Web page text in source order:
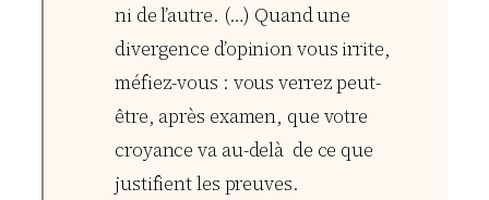
ni de l’autre. (…) Quand une
divergence d’opinion vous irrite,
méfiez-vous : vous verrez peut-
être, après examen, que votre
croyance va au-delà de ce que
justifient les preuves.